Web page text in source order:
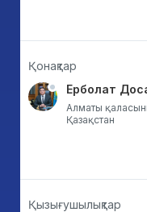
Қонақтар
Ерболат
Алматы
Қазақстан
Қызығушылықтар